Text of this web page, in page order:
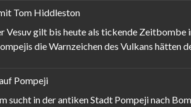
Tom Hiddleston
Vesuv gilt bis heute als tickende
die Warnzeichen des Vulkans hätten
Pompeji
sucht in der antiken Stadt Pompeji nach